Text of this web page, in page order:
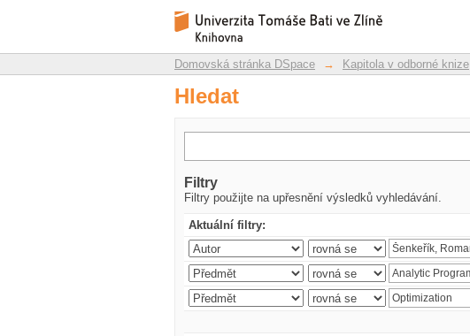
Hledat
Repozitář DSpace/Manakin
Domovská stránka DSpace → Kapitola v odborné knize
Hledat
Filtry
Filtry použijte na upřesnění výsledků vyhledávání.
Aktuální filtry: